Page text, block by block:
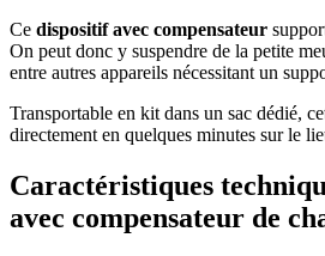
Ce dispositif avec compensateur
On peut donc y suspendre de la petite
entre autres appareils nécessitant un
Transportable en kit dans un sac dédié,
directement en quelques minutes sur le
Caractéristiques
avec compensateur de